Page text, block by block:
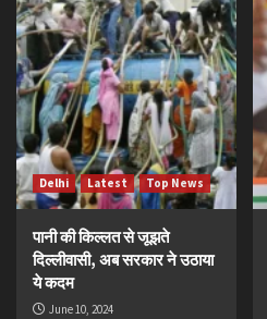
Delhi Latest Top News
पानी की किल्लत से जूझते
दिल्लीवासी, अब सरकार ने उठाया
ये कदम
June 10, 2024